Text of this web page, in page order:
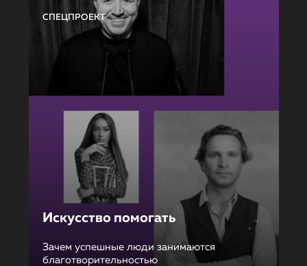
СПЕЦПРОЕКТ
Искусство помогать
Зачем успешные люди занимаются
благотворительностью